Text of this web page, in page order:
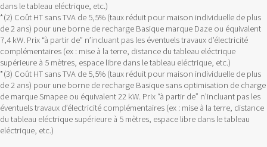
dans le tableau eléctrique, etc.)
*(2) Coût HT sans TVA de 5,5% (taux réduit pour maison individuelle de plus
de 2 ans) pour une borne de recharge Basique marque Daze ou équivalent
7,4 kW. Prix “à partir de” n’incluant pas les éventuels travaux d’électricité
complémentaires (ex : mise à la terre, distance du tableau eléctrique
supérieure à 5 mètres, espace libre dans le tableau eléctrique, etc.)
*(3) Coût HT sans TVA de 5,5% (taux réduit pour maison individuelle de plus
de 2 ans) pour une borne de recharge Basique sans optimisation de charge
de marque Smapee ou équivalent 22 kW. Prix “à partir de” n’incluant pas les
éventuels travaux d’électricité complémentaires (ex : mise à la terre, distance
du tableau eléctrique supérieure à 5 mètres, espace libre dans le tableau
eléctrique, etc.)